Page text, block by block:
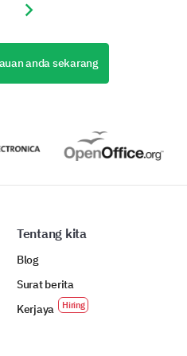
slide
Next slide
anda sekarang
Tentang kita
Blog
Surat berita
Kerjaya